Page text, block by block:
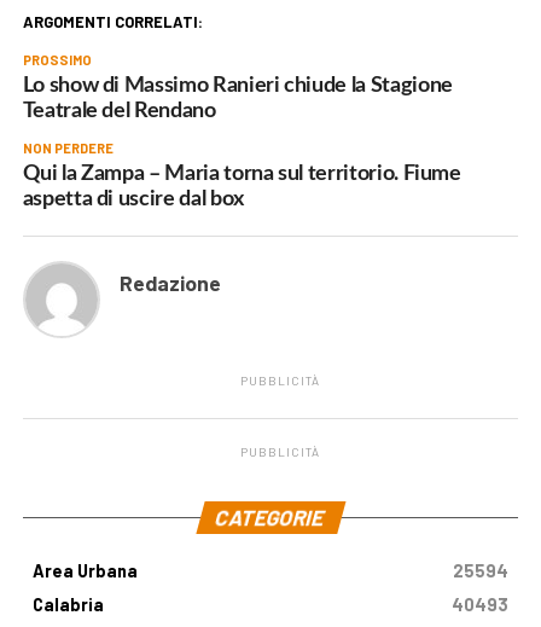
ARGOMENTI CORRELATI:
PROSSIMO
Lo show di Massimo Ranieri chiude la Stagione
Teatrale del Rendano
NON PERDERE
Qui la Zampa – Maria torna sul territorio. Fiume
aspetta di uscire dal box
Redazione
PUBBLICITÀ
PUBBLICITÀ
CATEGORIE
Area Urbana
25594
Calabria
40493